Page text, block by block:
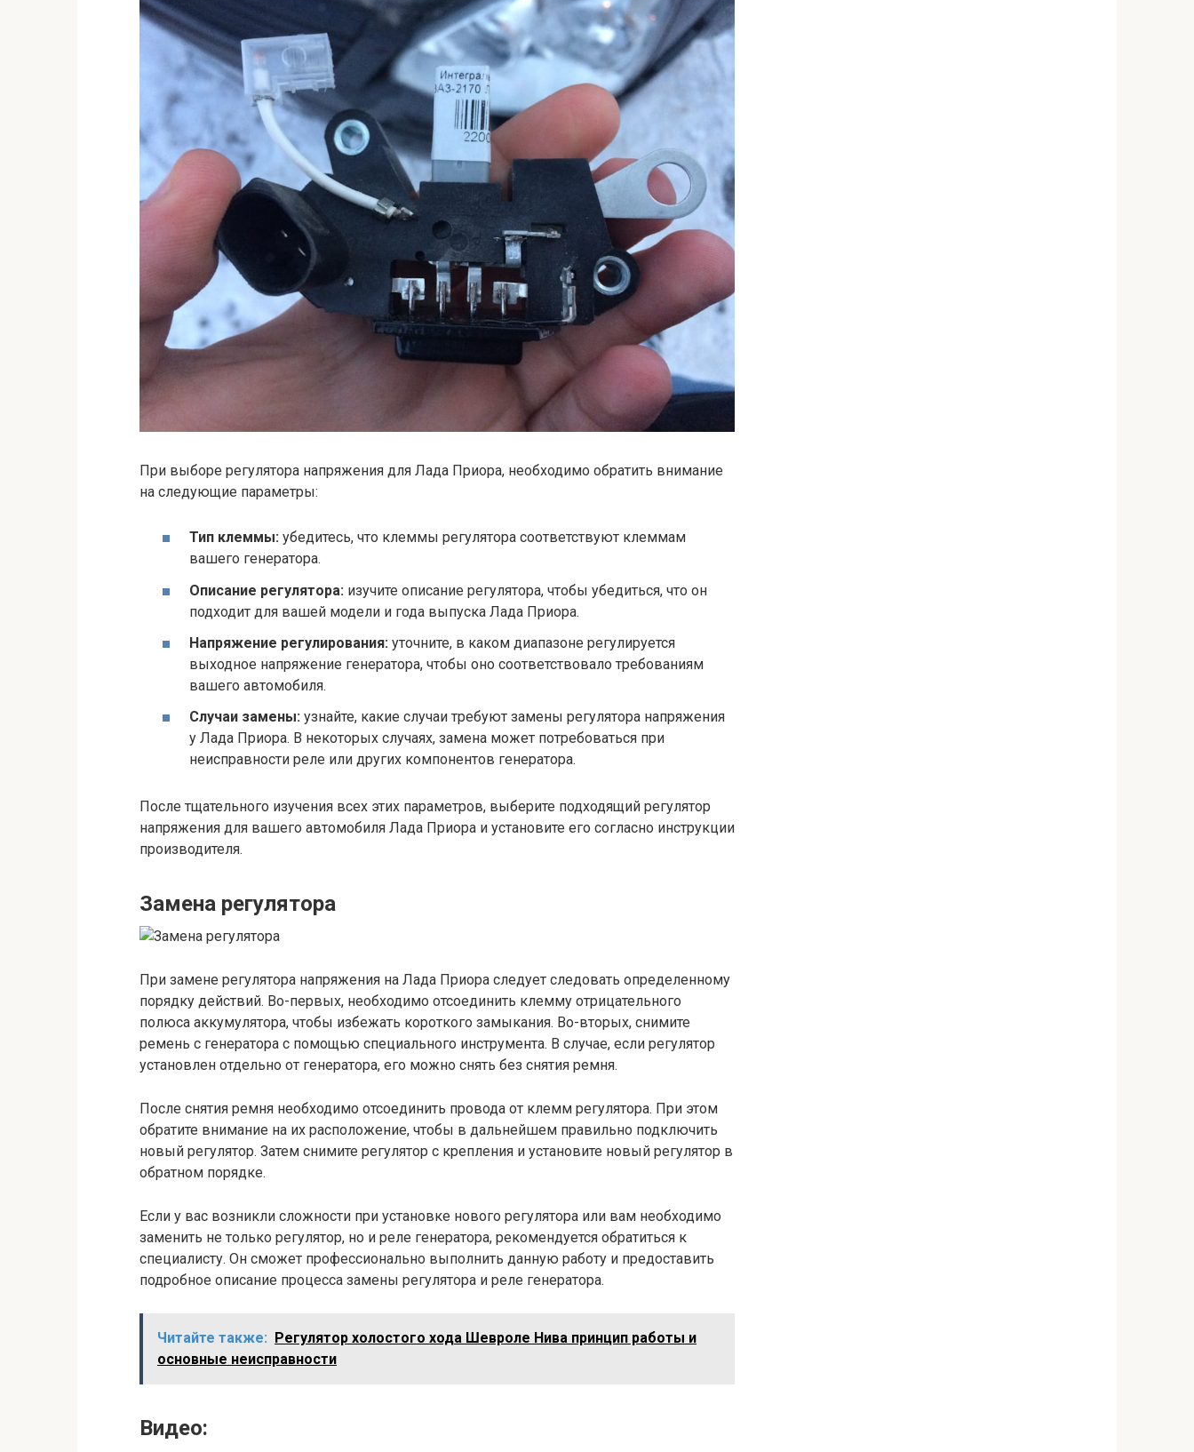
При выборе регулятора напряжения для Лада Приора, необходимо обратить внимание
на следующие параметры:
Тип клеммы: убедитесь, что клеммы регулятора соответствуют клеммам
вашего генератора.
Описание регулятора: изучите описание регулятора, чтобы убедиться, что он
подходит для вашей модели и года выпуска Лада Приора.
Напряжение регулирования: уточните, в каком диапазоне регулируется
выходное напряжение генератора, чтобы оно соответствовало требованиям
вашего автомобиля.
Случаи замены: узнайте, какие случаи требуют замены регулятора напряжения
у Лада Приора. В некоторых случаях, замена может потребоваться при
неисправности реле или других компонентов генератора.
После тщательного изучения всех этих параметров, выберите подходящий регулятор
напряжения для вашего автомобиля Лада Приора и установите его согласно инструкции
производителя.
Замена регулятора
При замене регулятора напряжения на Лада Приора следует следовать определенному
порядку действий. Во-первых, необходимо отсоединить клемму отрицательного
полюса аккумулятора, чтобы избежать короткого замыкания. Во-вторых, снимите
ремень с генератора с помощью специального инструмента. В случае, если регулятор
установлен отдельно от генератора, его можно снять без снятия ремня.
После снятия ремня необходимо отсоединить провода от клемм регулятора. При этом
обратите внимание на их расположение, чтобы в дальнейшем правильно подключить
новый регулятор. Затем снимите регулятор с крепления и установите новый регулятор в
обратном порядке.
Если у вас возникли сложности при установке нового регулятора или вам необходимо
заменить не только регулятор, но и реле генератора, рекомендуется обратиться к
специалисту. Он сможет профессионально выполнить данную работу и предоставить
подробное описание процесса замены регулятора и реле генератора.
Читайте также: Регулятор холостого хода Шевроле Нива принцип работы и
основные неисправности
Видео: